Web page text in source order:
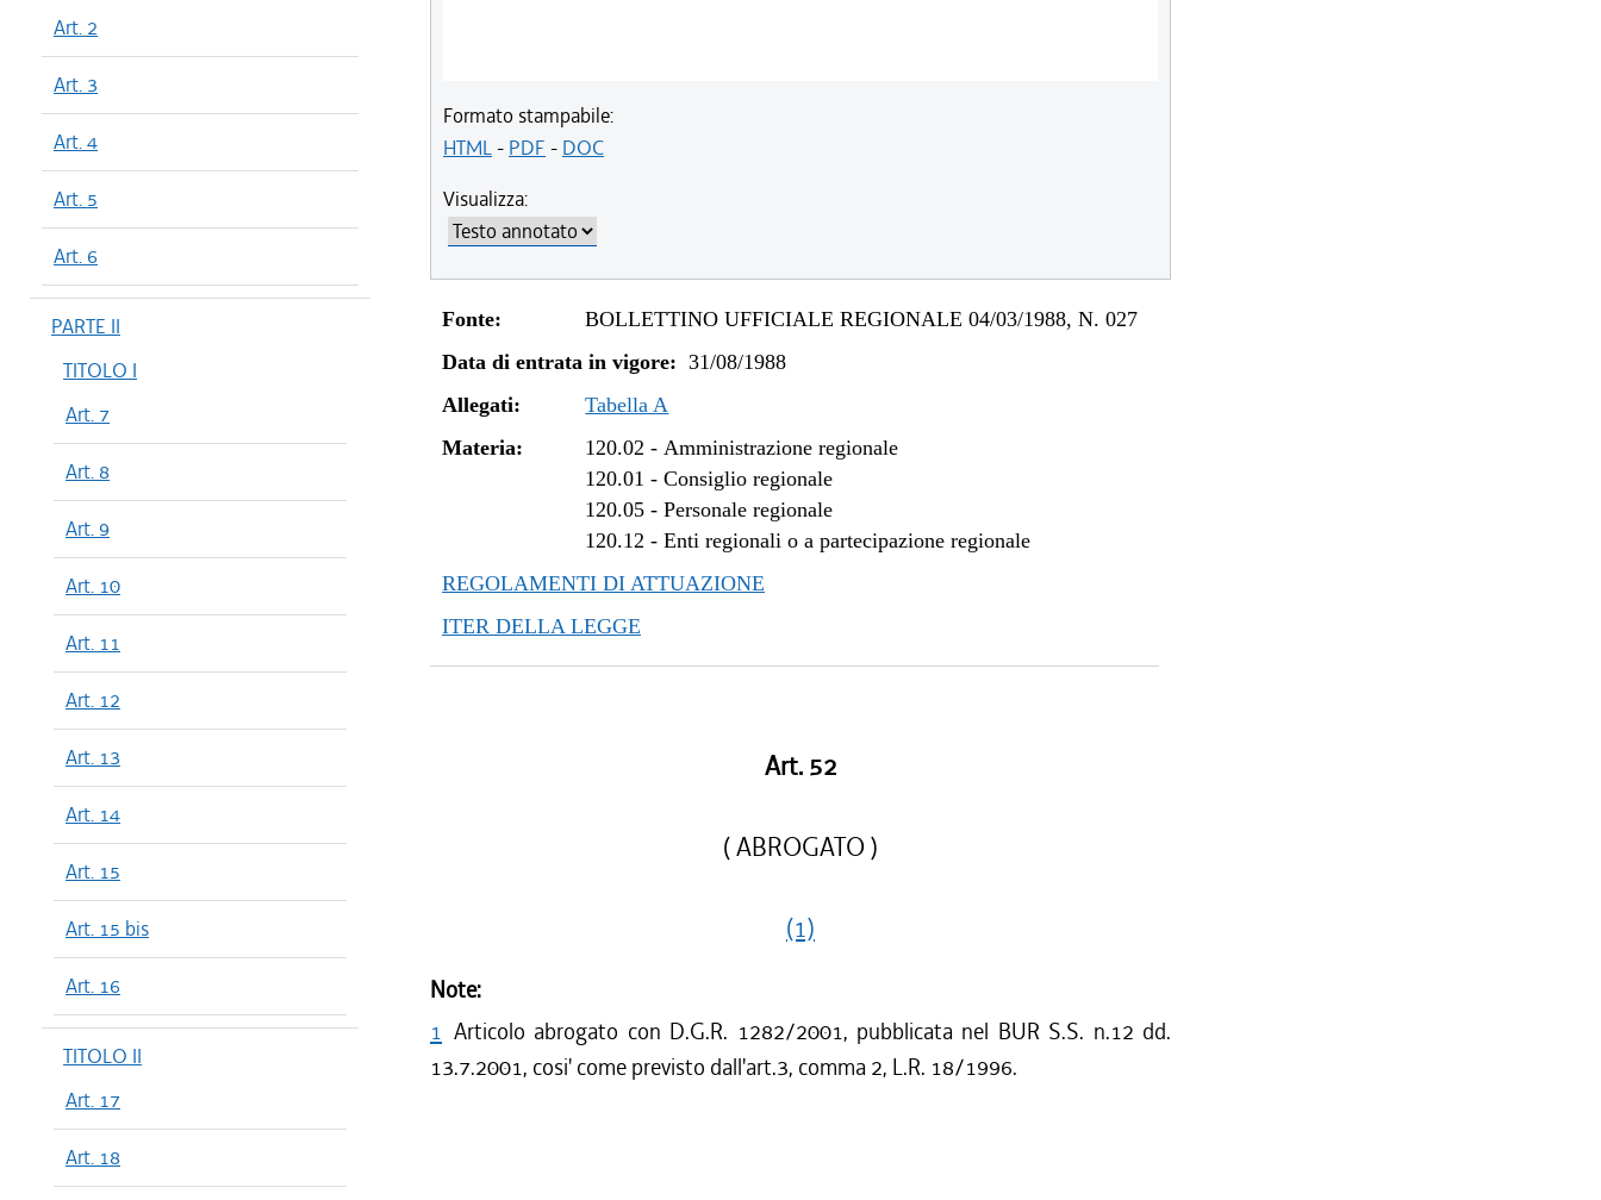
Art. 2
Art. 3
Art. 4
Art. 5
Art. 6
PARTE II
TITOLO I
Art. 7
Art. 8
Art. 9
Art. 10
Art. 11
Art. 12
Art. 13
Art. 14
Art. 15
Art. 15 bis
Art. 16
TITOLO II
Art. 17
Art. 18
Formato stampabile:
HTML- PDF - DOC
Visualizza:
Fonte:
BOLLETTINO UFFICIALE REGIONALE 04/03/1988, N. 027
Data di entrata in vigore: 31/08/1988
Allegati:
Tabella A
Materia:
120.02 -Amministrazione regionale
120.01 -Consiglio regionale
120.05 -Personale regionale
120.12 -Enti regionali o a partecipazione regionale
REGOLAMENTI DI ATTUAZIONE
ITER DELLA LEGGE
Art. 52
( ABROGATO )
(1)
Note:
1 Articolo abrogato con D.G.R. 1282/2001, pubblicata nel BUR S.S. n.12 dd.
13.7.2001, cosi' come previsto dall'art.3, comma 2, L.R. 18/1996.